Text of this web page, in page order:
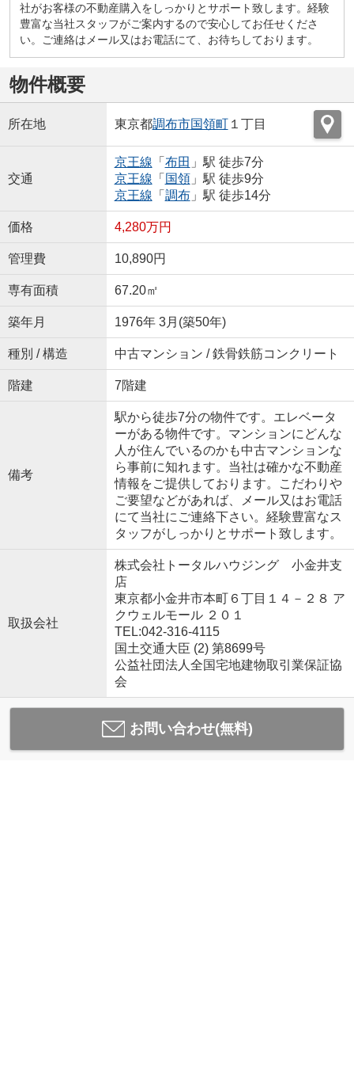
社がお客様の不動産購入をしっかりとサポート致します。経験
豊富な当社スタッフがご案内するので安心してお任せくださ
い。ご連絡はメール又はお電話にて、お待ちしております。
物件概要
所在地 東京都調布市国領町１丁目
交通
京王線 「 布田 」駅 徒歩7分
京王線 「 国領」駅 徒歩9分
京王線 「 調布」駅 徒歩14分
価格 4,280万円
管理費 10,890円
専有面積 67.20㎡
築年月 1976年 3月(築50年)
種別 / 構造 中古マンション / 鉄骨鉄筋コンクリート
階建 7階建
備考
駅から徒歩7分の物件です。エレベータ
ーがある物件です。マンションにどんな
人が住んでいるのかも中古マンションな
ら事前に知れます。当社は確かな不動産
情報をご提供しております。こだわりや
ご要望などがあれば、メール又はお電話
にて当社にご連絡下さい。経験豊富なス
タッフがしっかりとサポート致します。
取扱会社
株式会社トータルハウジング 小金井支
店
東京都小金井市本町６丁目１４－２８ ア
クウェルモール ２０１
TEL:042-316-4115
国土交通大臣 (2) 第8699号
公益社団法人全国宅地建物取引業保証協
会
お問い合わせ(無料)